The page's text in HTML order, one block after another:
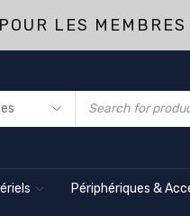
LES
Périphériques &